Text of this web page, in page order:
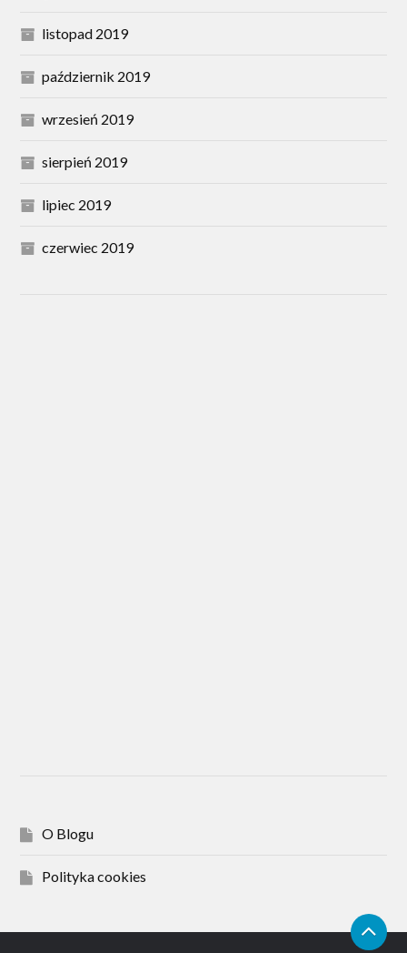
listopad 2019
październik 2019
wrzesień 2019
sierpień 2019
lipiec 2019
czerwiec 2019
O Blogu
Polityka cookies